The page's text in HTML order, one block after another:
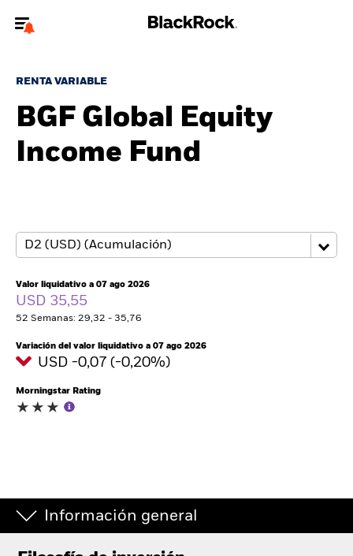
particulares.
relevante, por favor, actualiza
tu tipo de usuario.
Quiénes somos
Perspectivas
España
BlackRock
Nuestra compañía
RENTA VARIABLE
BGF Global Equity
Income Fund
Valor liquidativo a 07 ago 2026
USD 35,55
52 Semanas: 29,32 - 35,76
Variación del valor liquidativo a 07 ago 2026
USD -0,07 (-0,20%)
Morningstar Rating
Información general